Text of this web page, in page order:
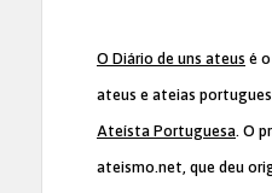
O Diário de uns ateus é
ateus e ateias
Ateísta Portuguesa. O
ateismo.net, que deu